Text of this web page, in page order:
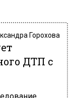
Горохова
ДТП с